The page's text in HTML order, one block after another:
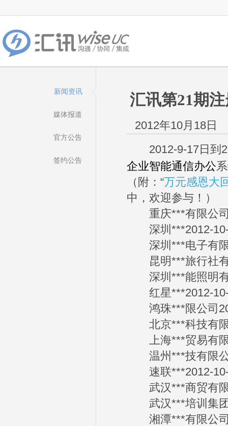
新闻资讯
媒体报道
官方公告
签约公告
汇讯第21期
2012年10月18日
2012-9-17日到
企业智能通信办公
（附：“万元感恩大
中，欢迎参与！）
重庆***有限公司
深圳***2012-
深圳***电子有限
昆明***旅行社有
深圳***能照明有
红星***2012-
鸿珠***限公司
北京***科技有限
上海***贸易有限
温州***技有限公
速联***2012-
武汉***商贸有限
武汉***培训集团
湘潭***有限公司